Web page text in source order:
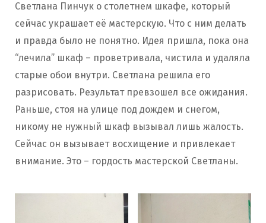
Светлана Пинчук о столетнем шкафе, который
сейчас украшает её мастерскую. Что с ним делать
и правда было не понятно. Идея пришла, пока она
“лечила” шкаф – проветривала, чистила и удаляла
старые обои внутри. Светлана решила его
разрисовать. Результат превзошел все ожидания.
Раньше, стоя на улице под дождем и снегом,
никому не нужный шкаф вызывал лишь жалость.
Сейчас он вызывает восхищение и привлекает
внимание. Это – гордость мастерской Светланы.